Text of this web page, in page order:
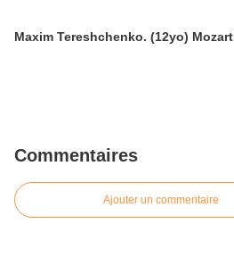
Maxim Tereshchenko. (12yo) Mozart
Commentaires
Ajouter un commentaire